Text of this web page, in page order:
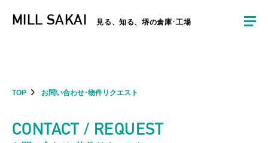
だきます。ご不便をおかけしますがよろしくお願いします。
MILL SAKAI 見る、知る、堺の倉庫･工場
TOP お問い合わせ･物件リクエスト
CONTACT / REQUEST